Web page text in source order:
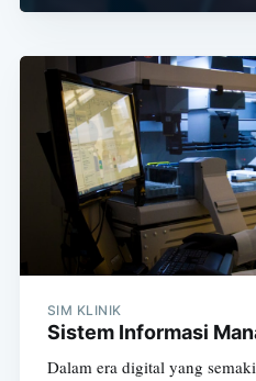
SIM KLINIK
Sistem Informasi
Dalam era digital yang